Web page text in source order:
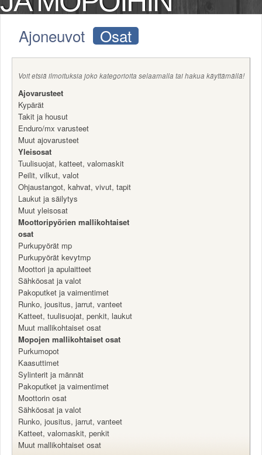
Säännöt ja ohjeet
Uudet kuvat
MYYDÄÄN
Haku
Ohjeet
Ajoneuvot
Osat
TIETOPANKKI
TAPAHTUMAT
MP15 kuvia
MP14 kuvia
MP13 kuvia
ACS 2015 kuvia
Lisää uusi tapahtuma
UUTISET
SÄÄ
Valitse paikkakunta
Helsingin sää
Tampereen sää
Turun sää
Oulun sää
Kuopion sää
Rovaniemen sää
MUUT
VIP-jäsenyys
Paidat ja vaatteet
Suunnittele oma paita
Mainostus
Palaute
Kevytversio
Ajoneuvot Osat
Voit etsiä ilmoituksia joko kategorioita selaamalla tai hakua käyttämällä!
Ajovarusteet
Kypärät
Takit ja housut
Enduro/mx varusteet
Muut ajovarusteet
Yleisosat
Tuulisuojat, katteet, valomaskit
Peilit, vilkut, valot
Ohjaustangot, kahvat, vivut, tapit
Laukut ja säilytys
Muut yleisosat
Moottoripyörien mallikohtaiset
osat
Purkupyörät mp
Purkupyörät kevytmp
Moottori ja apulaitteet
Sähköosat ja valot
Pakoputket ja vaimentimet
Runko, jousitus, jarrut, vanteet
Katteet, tuulisuojat, penkit, laukut
Muut mallikohtaiset osat
Mopojen mallikohtaiset osat
Purkumopot
Kaasuttimet
Sylinterit ja männät
Pakoputket ja vaimentimet
Moottorin osat
Sähköosat ja valot
Runko, jousitus, jarrut, vanteet
Katteet, valomaskit, penkit
Muut mallikohtaiset osat